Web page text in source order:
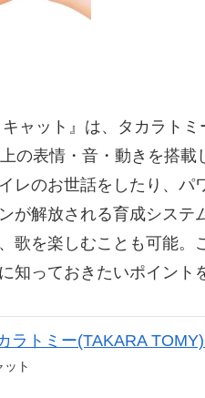
キャット』は、タカラト
の表情・音・動きを搭
レのお世話をしたり、
が解放される育成システ
歌を楽しむことも可能。
知っておきたいポイント
ラトミー(TAKARA
ット